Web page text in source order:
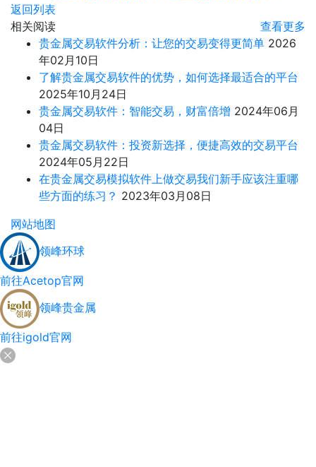
返回列表
相关阅读
查看更多
贵金属交易软件分析：让您的交易变得更简单 2026
年02月10日
了解贵金属交易软件的优势，如何选择最适合的平台
2025年10月24日
贵金属交易软件：智能交易，财富倍增 2024年06月
04日
贵金属交易软件：投资新选择，便捷高效的交易平台
2024年05月22日
在贵金属交易模拟软件上做交易我们新手应该注重哪
些方面的练习？ 2023年03月08日
网站地图
领峰环球
前往Acetop官网
领峰贵金属
前往igold官网